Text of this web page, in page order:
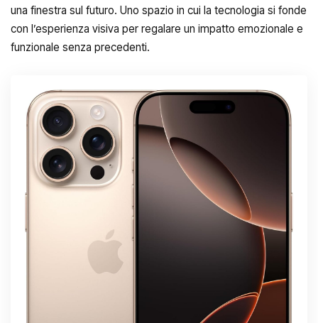
una finestra sul futuro. Uno spazio in cui la tecnologia si fonde
con l’esperienza visiva per regalare un impatto emozionale e
funzionale senza precedenti.